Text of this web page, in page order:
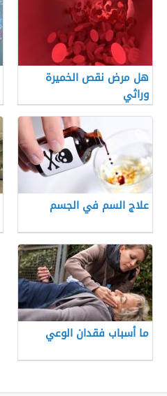
هل مرض نقص الخميرة
وراثي
علاج السم في الجسم
ما أسباب فقدان الوعي